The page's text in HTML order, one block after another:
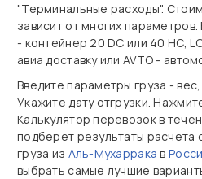
"Терминальные расходы".
зависит от многих параметров.
- контейнер 20 DC или 40 HC,
авиа доставку или AVTO -
Введите параметры груза -
Укажите дату отгрузки.
Калькулятор перевозок в
подберет результаты расчета
груза из Аль-Мухаррака в
выбрать самые лучшие